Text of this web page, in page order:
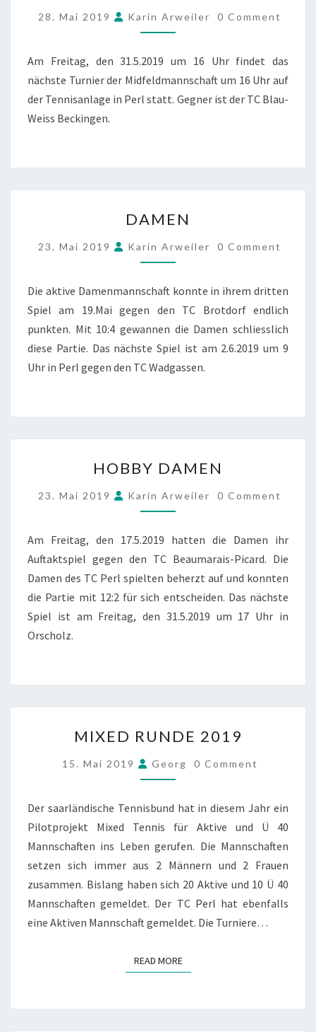
28. Mai 2019 Karin Arweiler COMMENTS
0 Comment
Am Freitag, den 31.5.2019 um 16 Uhr findet das
nächste Turnier der Midfeldmannschaft um 16 Uhr auf
der Tennisanlage in Perl statt. Gegner ist der TC Blau-
Weiss Beckingen.
DAMEN
23. Mai 2019 Karin Arweiler COMMENTS
0 Comment
Die aktive Damenmannschaft konnte in ihrem dritten
Spiel am 19.Mai gegen den TC Brotdorf endlich
punkten. Mit 10:4 gewannen die Damen schliesslich
diese Partie. Das nächste Spiel ist am 2.6.2019 um 9
Uhr in Perl gegen den TC Wadgassen.
DAMEN
HOBBY DAMEN
23. Mai 2019 Karin Arweiler COMMENTS
0 Comment
Am Freitag, den 17.5.2019 hatten die Damen ihr
Auftaktspiel gegen den TC Beaumarais-Picard. Die
Damen des TC Perl spielten beherzt auf und konnten
die Partie mit 12:2 für sich entscheiden. Das nächste
Spiel ist am Freitag, den 31.5.2019 um 17 Uhr in
Orscholz.
RUNDE
2019
MIXED RUNDE 2019
15. Mai 2019 Georg COMMENTS
0 Comment
Der saarländische Tennisbund hat in diesem Jahr ein
Pilotprojekt Mixed Tennis für Aktive und Ü 40
Mannschaften ins Leben gerufen. Die Mannschaften
setzen sich immer aus 2 Männern und 2 Frauen
zusammen. Bislang haben sich 20 Aktive und 10 Ü 40
Mannschaften gemeldet. Der TC Perl hat ebenfalls
eine Aktiven Mannschaft gemeldet. Die Turniere…
READ MOREREAD MORE